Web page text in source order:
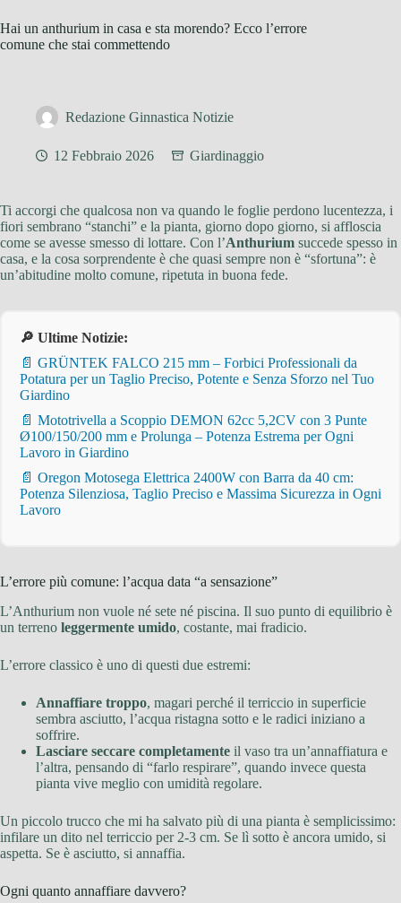
Hai un anthurium in casa e sta morendo? Ecco l’errore
comune che stai commettendo
Redazione Ginnastica Notizie
12 Febbraio 2026 Giardinaggio
Ti accorgi che qualcosa non va quando le foglie perdono lucentezza, i
fiori sembrano “stanchi” e la pianta, giorno dopo giorno, si affloscia
come se avesse smesso di lottare. Con l’Anthurium succede spesso in
casa, e la cosa sorprendente è che quasi sempre non è “sfortuna”: è
un’abitudine molto comune, ripetuta in buona fede.
🔎 Ultime Notizie:
📄 GRÜNTEK FALCO 215 mm – Forbici Professionali da
Potatura per un Taglio Preciso, Potente e Senza Sforzo nel Tuo
Giardino
📄 Mototrivella a Scoppio DEMON 62cc 5,2CV con 3 Punte
Ø100/150/200 mm e Prolunga – Potenza Estrema per Ogni
Lavoro in Giardino
📄 Oregon Motosega Elettrica 2400W con Barra da 40 cm:
Potenza Silenziosa, Taglio Preciso e Massima Sicurezza in Ogni
Lavoro
L’errore più comune: l’acqua data “a sensazione”
L’Anthurium non vuole né sete né piscina. Il suo punto di equilibrio è
un terreno leggermente umido, costante, mai fradicio.
L’errore classico è uno di questi due estremi:
Annaffiare troppo, magari perché il terriccio in superficie
sembra asciutto, l’acqua ristagna sotto e le radici iniziano a
soffrire.
Lasciare seccare completamente il vaso tra un’annaffiatura e
l’altra, pensando di “farlo respirare”, quando invece questa
pianta vive meglio con umidità regolare.
Un piccolo trucco che mi ha salvato più di una pianta è semplicissimo:
infilare un dito nel terriccio per 2-3 cm. Se lì sotto è ancora umido, si
aspetta. Se è asciutto, si annaffia.
Ogni quanto annaffiare davvero?